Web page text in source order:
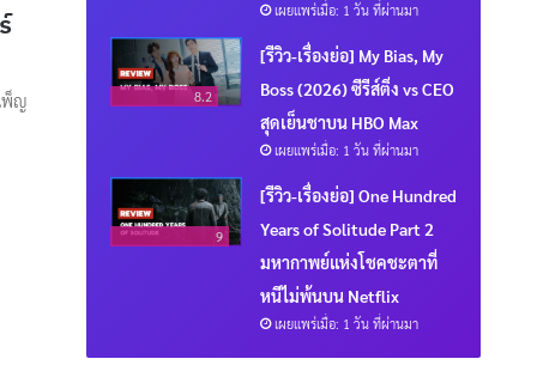
พ็ญ
เผยแพร่เมื่อ: 1 วัน ที่ผ่านมา
8.2
[รีวิว-เรื่องย่อ] My Bias, My
Boss (2026) ซีรีส์ติ่ง vs CEO
สุดเย็นชาบน HBO Max
เผยแพร่เมื่อ: 1 วัน ที่ผ่านมา
9
[รีวิว-เรื่องย่อ] One Hundred
Years of Solitude Part 2
มหากาพย์แห่งโชคชะตาที่
หนีไม่พ้นบน Netflix
เผยแพร่เมื่อ: 1 วัน ที่ผ่านมา